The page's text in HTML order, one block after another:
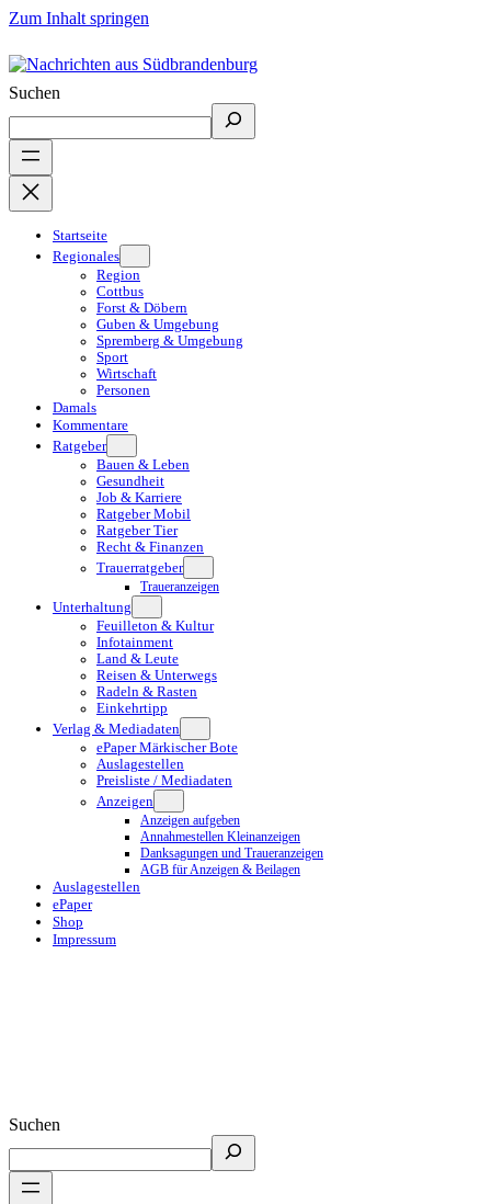
Zum Inhalt springen
Suchen
Startseite
Regionales
Region
Cottbus
Forst & Döbern
Guben & Umgebung
Spremberg & Umgebung
Sport
Wirtschaft
Personen
Damals
Kommentare
Ratgeber
Bauen & Leben
Gesundheit
Job & Karriere
Ratgeber Mobil
Ratgeber Tier
Recht & Finanzen
Trauerratgeber
Traueranzeigen
Unterhaltung
Feuilleton & Kultur
Infotainment
Land & Leute
Reisen & Unterwegs
Radeln & Rasten
Einkehrtipp
Verlag & Mediadaten
ePaper Märkischer Bote
Auslagestellen
Preisliste / Mediadaten
Anzeigen
Anzeigen aufgeben
Annahmestellen Kleinanzeigen
Danksagungen und Traueranzeigen
AGB für Anzeigen & Beilagen
Auslagestellen
ePaper
Shop
Impressum
Suchen